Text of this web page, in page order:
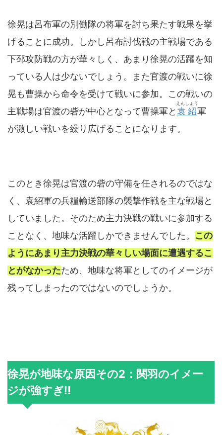
徐晃は呂布軍の別働隊の将軍を討ち果たす戦果を挙
げることに成功。しかし呂布討伐戦の主戦場である
下邳攻防戦の方が華々しく、あまり徐晃の活躍を知
っている人は少ないでしょう。また官渡の戦いに徐
晃も曹操から命令を受けて戦いに参加。この戦いの
主戦場は官渡の砦が中心となって曹操軍と 袁紹
えんしょう
軍
が激しい戦いを繰り広げることになります。
このとき徐晃は官渡の砦の守備を任されるのではな
く、袁紹軍の兵糧輸送部隊の襲撃作戦を主な戦場と
していました。そのため主力決戦の戦いに参加する
ことなく、地味な活躍しかできませんでした。 この
ようにあまり主力決戦の華々しい場面に遭遇するこ
とがなかったため、地味な将軍としてのイメージが
残ってしまったのではないのでしょうか。
徐晃が地味な原因その2：関羽のイメー
ジが強すぎ!!